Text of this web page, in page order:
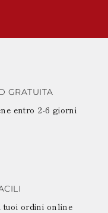
GRATUITA
entro 2-6 giorni
tuoi ordini online